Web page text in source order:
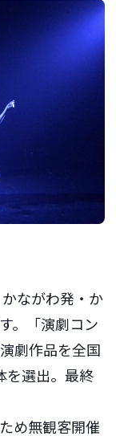
ながわ発・か
。「演劇コン
劇作品を全国
を選出。最終
め無観客開催